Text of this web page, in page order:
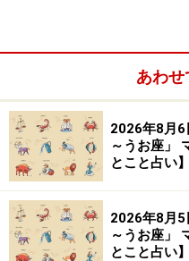
＞【2024年下半期の運勢
＞【過去の運勢】を見る
あわ
2026年8月6
～うお座」
とこと占い】
2026年8月5
～うお座」
とこと占い】